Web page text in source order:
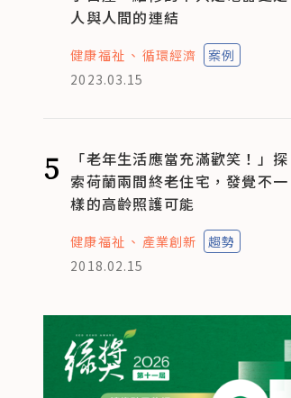
人與人間的連結
健康福祉 循環經濟
案例
2023.03.15
5
「老年生活應當充滿歡笑！」探
索荷蘭兩間終老住宅，發覺不一
樣的高齡照護可能
健康福祉 產業創新
趨勢
2018.02.15